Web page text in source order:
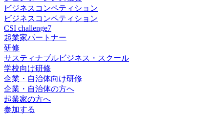
ビジネスコンペティション
ビジネスコンペティション
CSI challenge7
起業家パートナー
研修
サスティナブルビジネス・スクール
学校向け研修
企業・自治体向け研修
企業・自治体の方へ
起業家の方へ
参加する